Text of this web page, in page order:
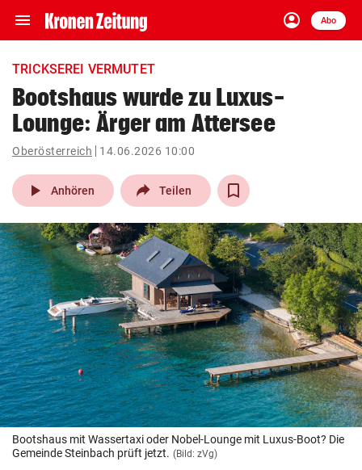
menu Navigation
ein-/ausklappen
account_circle
Anmelden
Abo
close Schließen
account_circle Anmelden
arrow_right
pin_drop
Wien arrow_right
bookmark
search
Suchbegriff
eingeben
© Krone Multimedia GmbH & Co KG 2026
Muthgasse 2, 1190 Wien
TRICKSEREI VERMUTET
Bootshaus wurde zu Luxus-
Lounge: Ärger am Attersee
Oberösterreich 14.06.2026 10:00
play_arrow Anhören Teilen
Bootshaus mit Wassertaxi oder Nobel-Lounge mit Luxus-Boot? Die
Gemeinde Steinbach prüft jetzt. (Bild: zVg)